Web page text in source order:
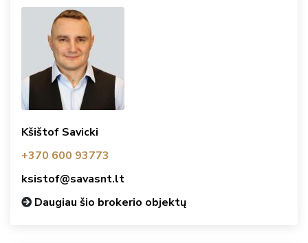
Kšištof Savicki
+370 600 93773
ksistof@savasnt.lt
Daugiau šio brokerio objektų